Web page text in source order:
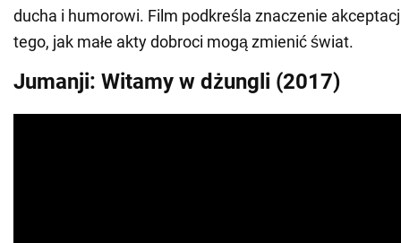
ducha i humorowi. Film podkreśla znaczenie
tego, jak małe akty dobroci mogą zmienić świat.
Jumanji: Witamy w dżungli (2017)